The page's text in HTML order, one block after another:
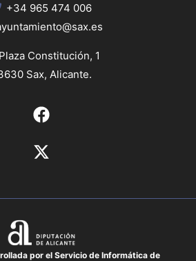
+34 965 474 006
Plaza Constitución, 1
Sax, Alicante.
por el Servicio de Informática de